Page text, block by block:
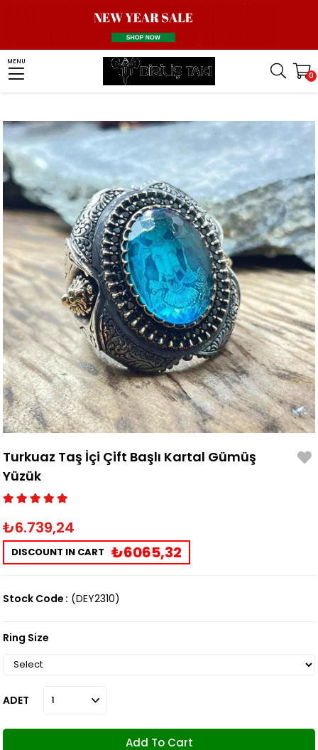
MENU
0
Men Silver Ring Turkish Ring Double Headed Eagle Seljuk Ring
Turkuaz Taş İçi Çift Başlı Kartal Gümüş Yüzük
Turkuaz Taş İçi Çift Başlı Kartal Gümüş
Yüzük
₺6.739,24
DISCOUNT IN CART ₺6065,32
Stock Code (DEY2310)
Ring Size
ADET